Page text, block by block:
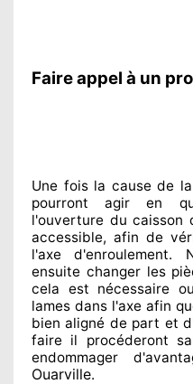
Faire appel à un
Une fois la causede la
pourront agiren
l'ouverture du caisson
accessible, afin de
l'axe d'enroulement.
ensuite changerles
cela est nécessaire
lames dans l'axe afin
bien aligné de part et
faire il procéderont
endommager
Ouarville.